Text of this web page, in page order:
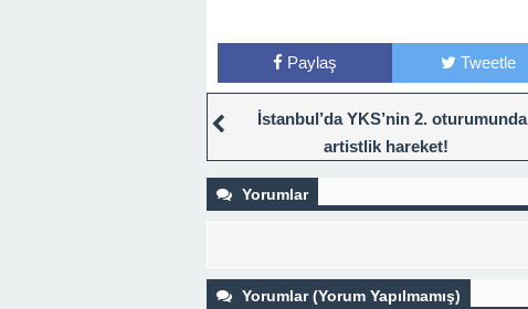
Paylaş Tweetle
İstanbul’da YKS’nin 2. oturumunda
artistlik hareket!
Yorumlar
Yorumlar (Yorum Yapılmamış)